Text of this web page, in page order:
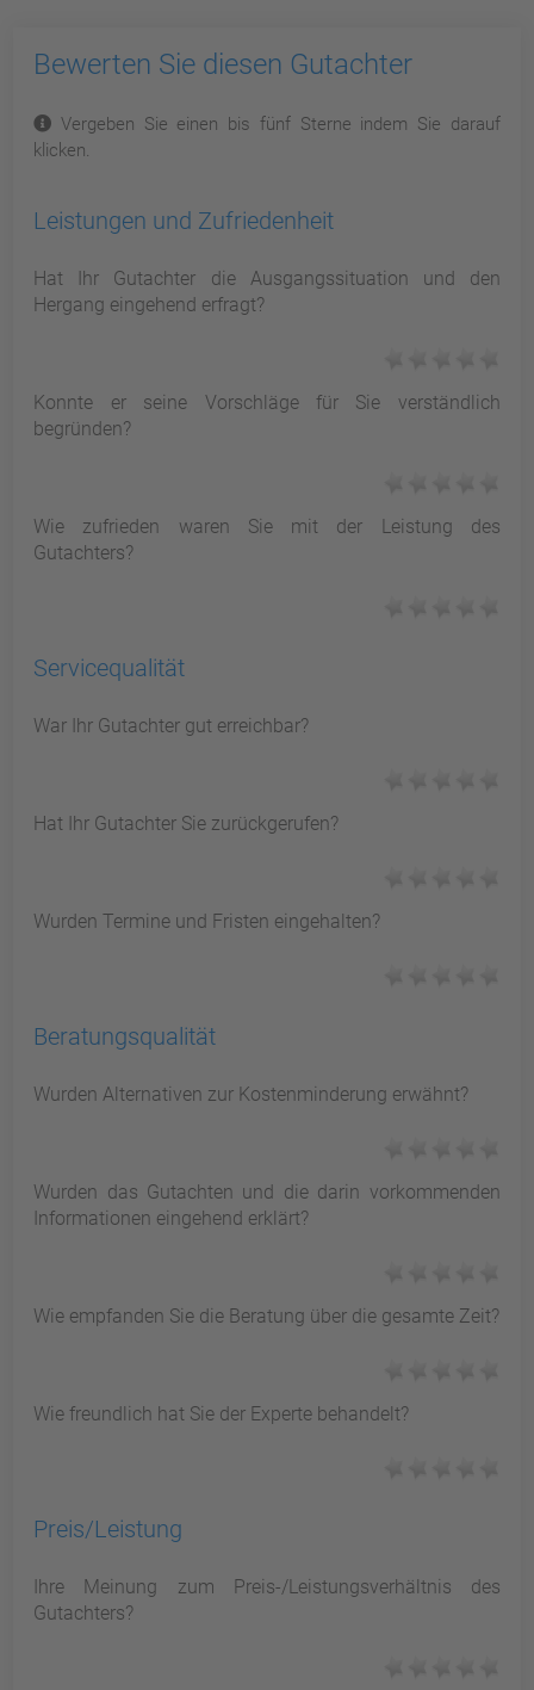
Bewerten Sie diesen Gutachter
Vergeben Sie einen bis fünf Sterne indem Sie darauf
klicken.
Leistungen und Zufriedenheit
Hat Ihr Gutachter die Ausgangssituation und den
Hergang eingehend erfragt?
Konnte er seine Vorschläge für Sie verständlich
begründen?
Wie zufrieden waren Sie mit der Leistung des
Gutachters?
Servicequalität
War Ihr Gutachter gut erreichbar?
Hat Ihr Gutachter Sie zurückgerufen?
Wurden Termine und Fristen eingehalten?
Beratungsqualität
Wurden Alternativen zur Kostenminderung erwähnt?
Wurden das Gutachten und die darin vorkommenden
Informationen eingehend erklärt?
Wie empfanden Sie die Beratung über die gesamte Zeit?
Wie freundlich hat Sie der Experte behandelt?
Preis/Leistung
Ihre Meinung zum Preis-/Leistungsverhältnis des
Gutachters?